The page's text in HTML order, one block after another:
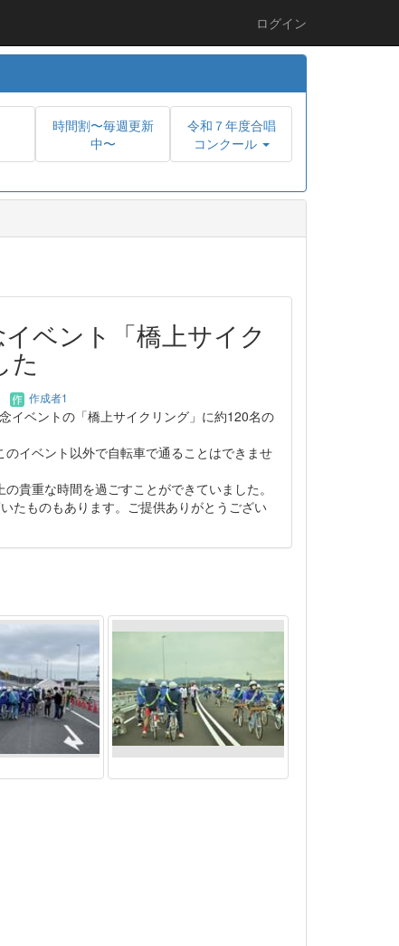
ログイン
時間割〜毎週更新
中〜
令和７年度合唱
コンクール
ベント「橋上サイク
た
作成者1
イベントの「橋上サイクリング」に約120名の
イベント以外で自転車で通ることはできませ
貴重な時間を過ごすことができていました。
たものもあります。ご提供ありがとうござい